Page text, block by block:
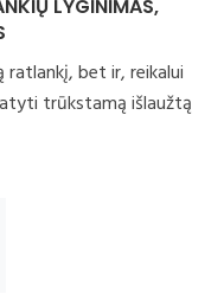
LYGINIMAS,
bet ir, reikalui
trūkstamą išlaužtą